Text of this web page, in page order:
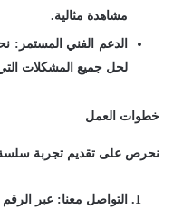
مشاهدة مثالية.
الدعم الفني المستمر:
لحل جميع المشكلات
خطوات العمل
نحرص على تقديم تجربة سلسة
التواصل معنا: عبر الرقم 01024856600 لتحديد موعد الخدمة.